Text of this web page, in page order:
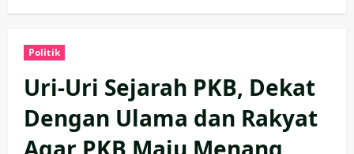
Politik
Uri-Uri Sejarah PKB, Dekat
Dengan Ulama dan Rakyat